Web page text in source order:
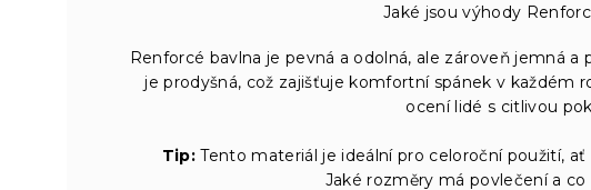
Jaké jsou výhody
Renforcé bavlna je pevná a odolná, ale zároveň jemná
je prodyšná, což zajišťuje komfortní spánek v každém
ocení lidé s citlivou
Tip: Tento materiál je ideální pro celoroční použití,
Jaké rozměry má povlečení a co